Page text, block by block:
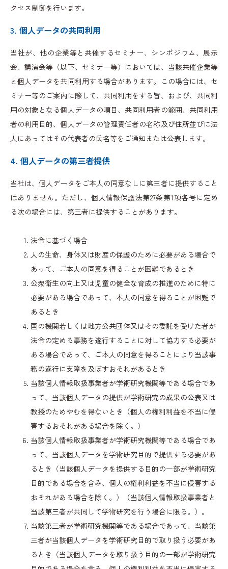
クセス制御を行います。
3. 個人データの共同利用
当社が、他の企業等と共催するセミナー、シンポジウム、展示
会、講演会等（以下、セミナー等）においては、当該共催企業等
と個人データを共同利用する場合があります。この場合には、セ
ミナー等のご案内に際して、共同利用をする旨、および、共同利
用の対象となる個人データの項目、共同利用者の範囲、共同利用
者の利用目的、個人データの管理責任者の名称及び住所並びに法
人にあってはその代表者の氏名等をご通知または公表します。
4. 個人データの第三者提供
当社は、個人データをご本人の同意なしに第三者に提供すること
はありません。ただし、個人情報保護法第27条第1項各号に定め
る次の場合には、第三者に提供することがあります。
法令に基づく場合
人の生命、身体又は財産の保護のために必要がある場合で
あって、ご本人の同意を得ることが困難であるとき
公衆衛生の向上又は児童の健全な育成の推進のために特に
必要がある場合であって、本人の同意を得ることが困難で
あるとき
国の機関若しくは地方公共団体又はその委託を受けた者が
法令の定める事務を遂行することに対して協力する必要が
ある場合であって、ご本人の同意を得ることにより当該事
務の遂行に支障を及ぼすおそれがあるとき
当該個人情報取扱事業者が学術研究機関等である場合であ
って、当該個人データの提供が学術研究の成果の公表又は
教授のためやむを得ないとき（個人の権利利益を不当に侵
害するおそれがある場合を除く。）
当該個人情報取扱事業者が学術研究機関等である場合であ
って、当該個人データを学術研究目的で提供する必要があ
るとき（当該個人データを提供する目的の一部が学術研究
目的である場合を含み、個人の権利利益を不当に侵害する
おそれがある場合を除く。）（当該個人情報取扱事業者と
当該第三者が共同して学術研究を行う場合に限る。）。
当該第三者が学術研究機関等である場合であって、当該第
三者が当該個人データを学術研究目的で取り扱う必要があ
るとき（当該個人データを取り扱う目的の一部が学術研究